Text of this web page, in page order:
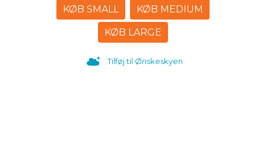
KØB SMALL KØB MEDIUM
KØB LARGE
Tilføj til Ønskeskyen